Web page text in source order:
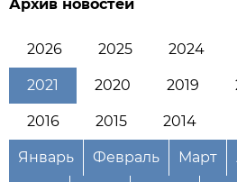
Архив новостей
2026 2025 2024
2021 2020 2019
2016 2015 2014
Январь Февраль Март